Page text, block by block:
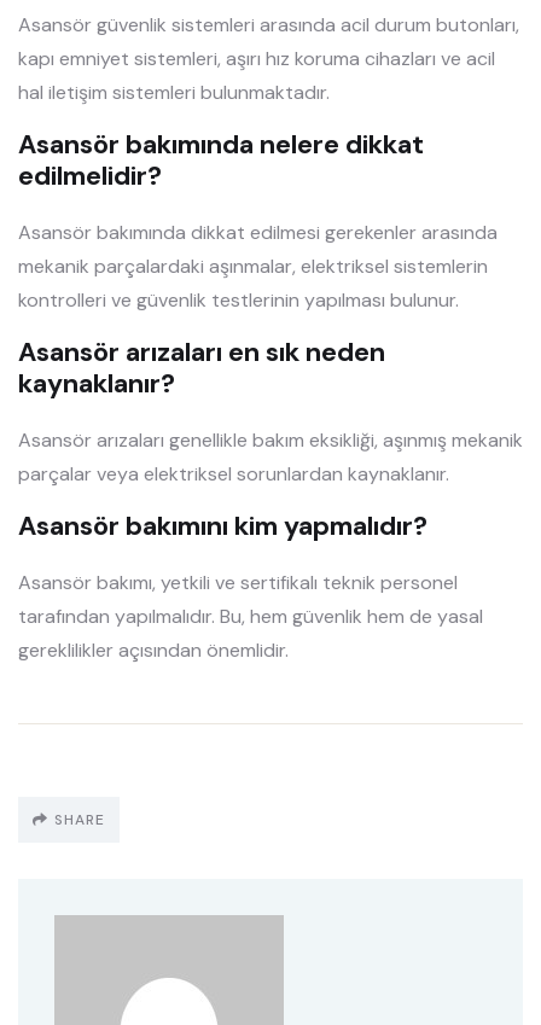
Asansör güvenlik sistemleri arasında acil durum butonları,
kapı emniyet sistemleri, aşırı hız koruma cihazları ve acil
hal iletişim sistemleri bulunmaktadır.
Asansör bakımında nelere dikkat
edilmelidir?
Asansör bakımında dikkat edilmesi gerekenler arasında
mekanik parçalardaki aşınmalar, elektriksel sistemlerin
kontrolleri ve güvenlik testlerinin yapılması bulunur.
Asansör arızaları en sık neden
kaynaklanır?
Asansör arızaları genellikle bakım eksikliği, aşınmış mekanik
parçalar veya elektriksel sorunlardan kaynaklanır.
Asansör bakımını kim yapmalıdır?
Asansör bakımı, yetkili ve sertifikalı teknik personel
tarafından yapılmalıdır. Bu, hem güvenlik hem de yasal
gereklilikler açısından önemlidir.
SHARE